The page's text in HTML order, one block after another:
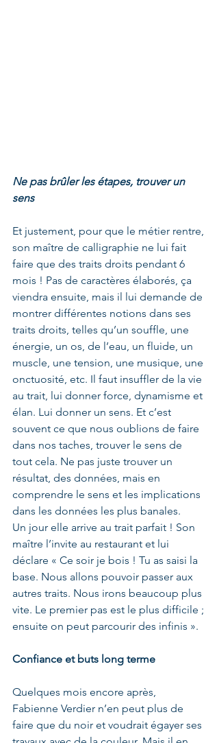
Ne pas brûler les étapes, trouver un
sens
Et justement, pour que le métier rentre,
son maître de calligraphie ne lui fait
faire que des traits droits pendant 6
mois ! Pas de caractères élaborés, ça
viendra ensuite, mais il lui demande de
montrer différentes notions dans ses
traits droits, telles qu’un souffle, une
énergie, un os, de l’eau, un fluide, un
muscle, une tension, une musique, une
onctuosité, etc. Il faut insuffler de la vie
au trait, lui donner force, dynamisme et
élan. Lui donner un sens. Et c’est
souvent ce que nous oublions de faire
dans nos taches, trouver le sens de
tout cela. Ne pas juste trouver un
résultat, des données, mais en
comprendre le sens et les implications
dans les données les plus banales.
Un jour elle arrive au trait parfait ! Son
maître l’invite au restaurant et lui
déclare « Ce soir je bois ! Tu as saisi la
base. Nous allons pouvoir passer aux
autres traits. Nous irons beaucoup plus
vite. Le premier pas est le plus difficile ;
ensuite on peut parcourir des infinis ».
Confiance et buts long terme
Quelques mois encore après,
Fabienne Verdier n’en peut plus de
faire que du noir et voudrait égayer ses